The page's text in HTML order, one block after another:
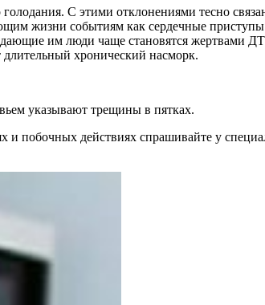
С этими отклонениями тесно
жизни событиям как сердечные
им люди чаще становятся жертвами
хронический насморк.
указывают трещины в пятках.
побочных действиях спрашивайте у